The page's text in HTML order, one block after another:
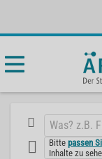
Bittepassen
Inhalte zu